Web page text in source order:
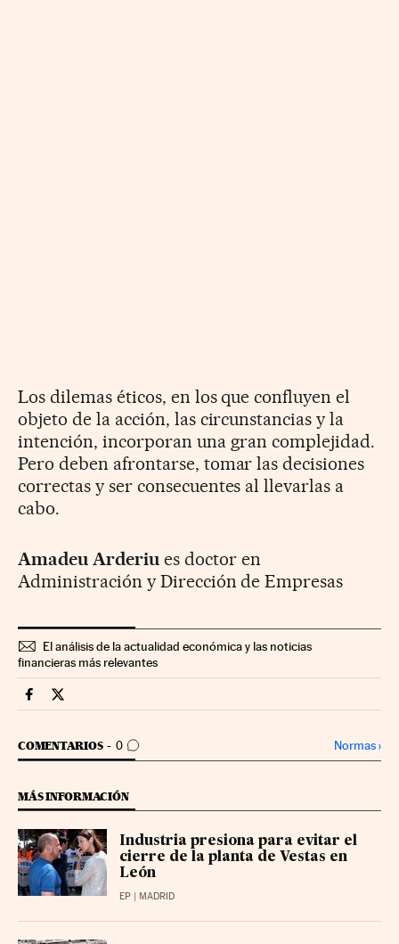
Los dilemas éticos, en los que confluyen el
objeto de la acción, las circunstancias y la
intención, incorporan una gran complejidad.
Pero deben afrontarse, tomar las decisiones
correctas y ser consecuentes al llevarlas a
cabo.
Amadeu Arderiues doctor en
Administración y Dirección de Empresas
El análisis de la actualidad económica y las noticias
financieras más relevantes
Companias Cinco Días en Facebook
Companias Cinco Días en Twitter
COMENTARIOS 0
IR A LOS COMENTARIOS Normas›
MÁS INFORMACIÓN
Industria presiona para evitar el
cierre de la planta de Vestas en
León
EP | MADRID